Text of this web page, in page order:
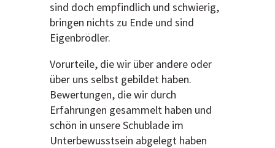
sind doch empfindlich und schwierig,
bringen nichts zu Ende und sind
Eigenbrödler.
Vorurteile, die wir über andere oder
über uns selbst gebildet haben.
Bewertungen, die wir durch
Erfahrungen gesammelt haben und
schön in unsere Schublade im
Unterbewusstsein abgelegt haben